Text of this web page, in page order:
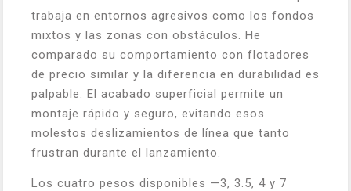
trabaja en entornos agresivos como los fondos
mixtos y las zonas con obstáculos. He
comparado su comportamiento con flotadores
de precio similar y la diferencia en durabilidad es
palpable. El acabado superficial permite un
montaje rápido y seguro, evitando esos
molestos deslizamientos de línea que tanto
frustran durante el lanzamiento.
Los cuatro pesos disponibles —3, 3.5, 4 y 7